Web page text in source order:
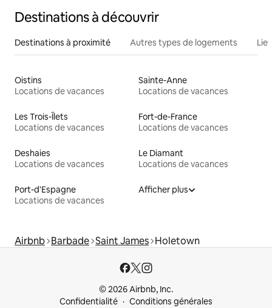
Destinations à découvrir
Destinations à proximité Autres types de logements
Oistins
Locations de vacances
Sainte-Anne
Locations de vacances
Les Trois-Îlets
Locations de vacances
Fort-de-France
Locations de vacances
Deshaies
Locations de vacances
Le Diamant
Locations de vacances
Port-d'Espagne
Locations de vacances
Afficher plus
Airbnb Barbade Saint James Holetown
© 2026 Airbnb, Inc.
Confidentialité
Conditions générales